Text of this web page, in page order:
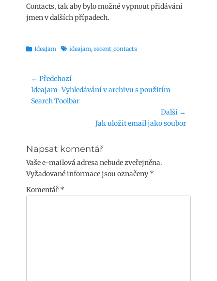
Contacts, tak aby bylo možné vypnout přidávání
jmen v dalších případech.
Rubriky
IdeaJam Štítkyideajam, recent_contacts
Navigace
pro
příspěvek
← Předchozí
Předchozí
příspěvek:
Ideajam–Vyhledávání v archivu s použitím
Search Toolbar
Další →
Jak uložit email jako soubor
Napsat komentář
Vaše e-mailová adresa nebude zveřejněna.
Vyžadované informace jsou označeny *
Komentář *